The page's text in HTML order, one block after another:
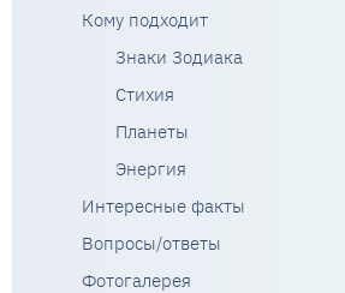
Кому подходит
Знаки Зодиака
Стихия
Планеты
Энергия
Интересные факты
Вопросы/ответы
Фотогалерея